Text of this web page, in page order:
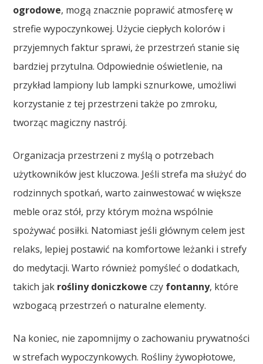
ogrodowe, mogą znacznie poprawić atmosferę w
strefie wypoczynkowej. Użycie ciepłych kolorów i
przyjemnych faktur sprawi, że przestrzeń stanie się
bardziej przytulna. Odpowiednie oświetlenie, na
przykład lampiony lub lampki sznurkowe, umożliwi
korzystanie z tej przestrzeni także po zmroku,
tworząc magiczny nastrój.
Organizacja przestrzeni z myślą o potrzebach
użytkowników jest kluczowa. Jeśli strefa ma służyć do
rodzinnych spotkań, warto zainwestować w większe
meble oraz stół, przy którym można wspólnie
spożywać posiłki. Natomiast jeśli głównym celem jest
relaks, lepiej postawić na komfortowe leżanki i strefy
do medytacji. Warto również pomyśleć o dodatkach,
takich jak rośliny doniczkowe czy fontanny, które
wzbogacą przestrzeń o naturalne elementy.
Na koniec, nie zapomnijmy o zachowaniu prywatności
w strefach wypoczynkowych. Rośliny żywopłotowe,